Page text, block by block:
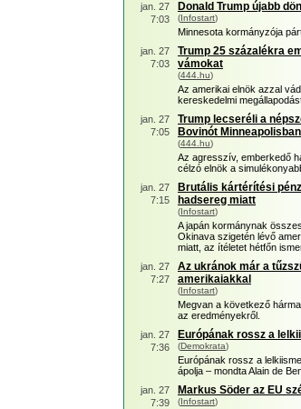
jan. 27
7:03
Donald Trump újabb
(Infostart)
Minnesota kormányzója
jan. 27
7:03
Trump 25 százalékra
vámokat
(444.hu)
Az amerikai elnök azzal
kereskedelmi
jan. 27
7:05
Trump lecseréli a
Bovinót Minneapolisban
(444.hu)
Az agresszív, emberkedő
célzó elnök a
jan. 27
7:15
Brutális kártérítési
hadsereg miatt
(Infostart)
A japán kormánynak
Okinava szigetén lévő
miatt, az ítéletet hétfőn
jan. 27
7:27
Az ukránok már a
amerikaiakkal
(Infostart)
Megvan a következő
az eredményekről.
jan. 27
7:36
Európának rossz a
(Demokrata)
Európának rossz a
ápolja – mondta Alain de
jan. 27
7:39
Markus Söder az EU
(Infostart)